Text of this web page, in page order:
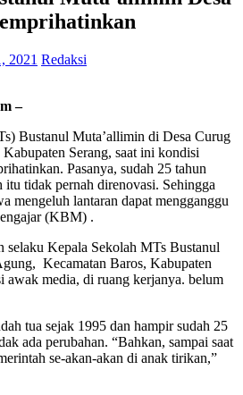
2021 Redaksi
–
Bustanul Muta’allimin di Desa Curug
Serang, saat ini kondisi
Pasanya, sudah 25 tahun
itu tidak pernah direnovasi. Sehingga
mengeluh lantaran dapat mengganggu
(KBM) .
selaku Kepala Sekolah MTs Bustanul
Kecamatan Baros, Kabupaten
awak media, di ruang kerjanya. belum
tua sejak 1995 dan hampir sudah 25
ada perubahan. “Bahkan, sampai saat
se-akan-akan di anak tirikan,”